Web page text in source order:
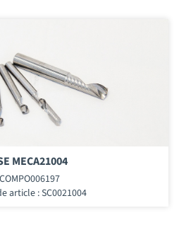
MECA21004
article : SC0021004